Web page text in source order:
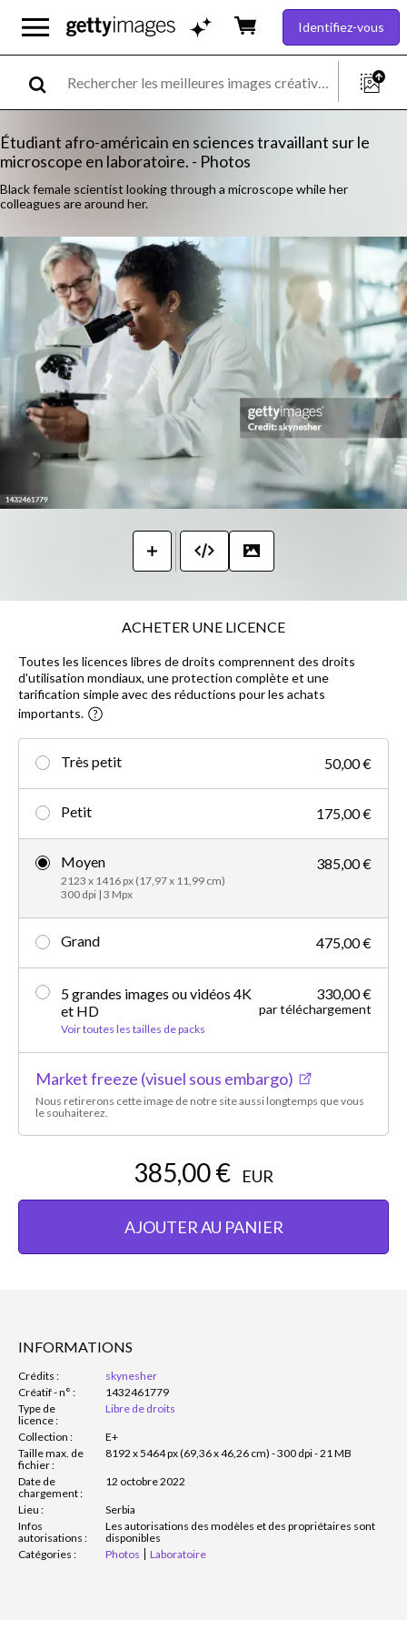
Identifiez-vous
Étudiant afro-américain en sciences travaillant sur le
microscope en laboratoire. - Photos
Black female scientist looking through a microscope while her
colleagues are around her.
ACHETER UNE LICENCE
Toutes les licences libres de droits comprennent des droits
d'utilisation mondiaux, une protection complète et une
tarification simple avec des réductions pour les achats
importants.
Très petit 50,00 €
Petit 175,00 €
Moyen
2123 x 1416 px (17,97 x 11,99 cm)
300 dpi | 3 Mpx
385,00 €
Grand 475,00 €
5 grandes images ou vidéos 4K
et HD
Voir toutes les tailles de packs
330,00 €
par téléchargement
Market freeze (visuel sous embargo)
Nous retirerons cette image de notre site aussi longtemps que vous
le souhaiterez.
385,00 € EUR
AJOUTER AU PANIER
INFORMATIONS
Crédits :
skynesher
Créatif - n° :
1432461779
Type de
licence :
Libre de droits
Collection :
E+
Taille max. de
fichier :
8192 x 5464 px (69,36 x 46,26 cm) - 300 dpi - 21 MB
Date de
chargement :
12 octobre 2022
Lieu :
Serbia
Infos
autorisations :
Les autorisations des modèles et des propriétaires sont
disponibles
Catégories :
Photos Laboratoire